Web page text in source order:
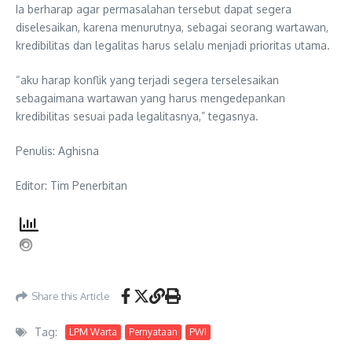
Ia berharap agar permasalahan tersebut dapat segera
diselesaikan, karena menurutnya, sebagai seorang wartawan,
kredibilitas dan legalitas harus selalu menjadi prioritas utama.
“aku harap konflik yang terjadi segera terselesaikan
sebagaimana wartawan yang harus mengedepankan
kredibilitas sesuai pada legalitasnya,” tegasnya.
Penulis: Aghisna
Editor: Tim Penerbitan
Share this Article
Tag: LPM Warta Pernyataan PWI